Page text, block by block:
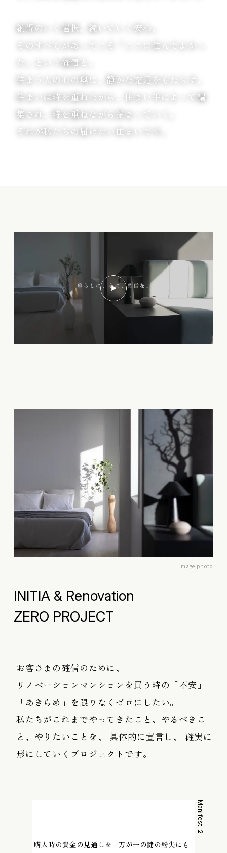
納得のいく選択。続いていく安心。
そのすべてがあってこそ「ここに住んでよかっ
た」という確信と、
住まう人の心の奥に、静かな充足をもたらす。
住まいは時を重ねながら、住まい手によって編
集され、 時を重ねながら深まっていく。
それが私たちの届けたい住まいです。
image photo
INITIA & Renovation
ZERO PROJECT
お客さまの確信のために、
リノベーションマンションを買う時の「不安」
「あきらめ」を限りなくゼロにしたい。
私たちがこれまでやってきたこと、やるべきこ
と、やりたいことを、 具体的に宣言し、 確実に
形にしていくプロジェクトです。
購入時の資金の見通しを
万が一の鍵の紛失にも
Manifest:
2